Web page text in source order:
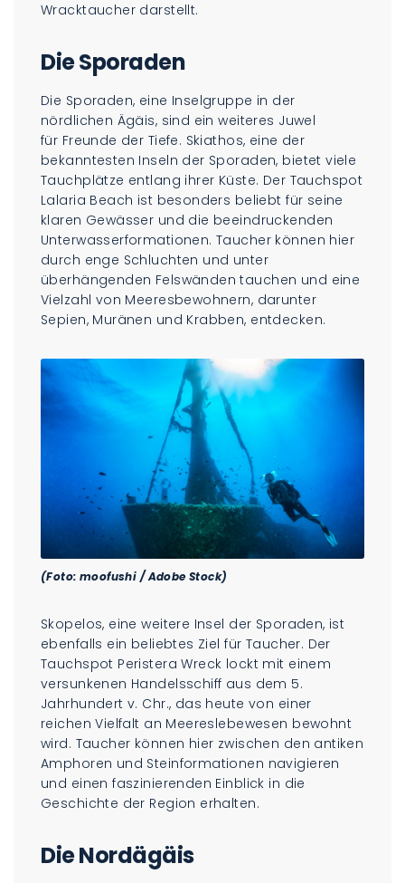
Wracktaucher darstellt.
Die Sporaden
Die Sporaden, eine Inselgruppe in der
nördlichen Ägäis, sind ein weiteres Juwel
für Freunde der Tiefe. Skiathos, eine der
bekanntesten Inseln der Sporaden, bietet viele
Tauchplätze entlang ihrer Küste. Der Tauchspot
Lalaria Beach ist besonders beliebt für seine
klaren Gewässer und die beeindruckenden
Unterwasserformationen. Taucher können hier
durch enge Schluchten und unter
überhängenden Felswänden tauchen und eine
Vielzahl von Meeresbewohnern, darunter
Sepien, Muränen und Krabben, entdecken.
(Foto: moofushi / Adobe Stock)
Skopelos, eine weitere Insel der Sporaden, ist
ebenfalls ein beliebtes Ziel für Taucher. Der
Tauchspot Peristera Wreck lockt mit einem
versunkenen Handelsschiff aus dem 5.
Jahrhundert v. Chr., das heute von einer
reichen Vielfalt an Meereslebewesen bewohnt
wird. Taucher können hier zwischen den antiken
Amphoren und Steinformationen navigieren
und einen faszinierenden Einblick in die
Geschichte der Region erhalten.
Die Nordägäis